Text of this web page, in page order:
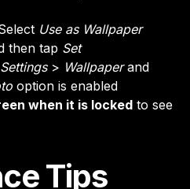
Use as Wallpaper
then tap Set
Settings> Wallpaperand
option is enabled
when it is locked to see
Tips